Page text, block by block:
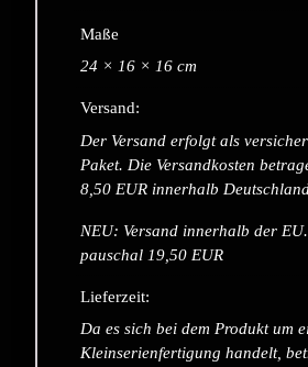
Maße
24 × 16 × 16 cm
Versand:
Der Versand erfolgt als
Paket. Die Versandkosten
8,50 EUR innerhalb
NEU: Versand innerhalb der
pauschal 19,50 EUR
Lieferzeit:
Da es sich bei dem Produkt um
Kleinserienfertigung handelt,